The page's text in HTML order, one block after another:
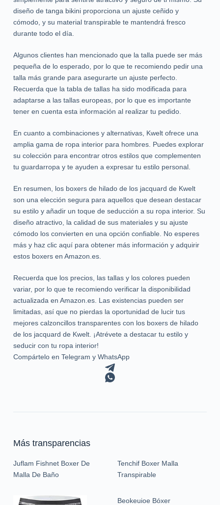
diseño de tanga bikini proporciona un ajuste ceñido y
cómodo, y su material transpirable te mantendrá fresco
durante todo el día.
Algunos clientes han mencionado que la talla puede ser más
pequeña de lo esperado, por lo que te recomiendo pedir una
talla más grande para asegurarte un ajuste perfecto.
Recuerda que la tabla de tallas ha sido modificada para
adaptarse a las tallas europeas, por lo que es importante
tener en cuenta esta información al realizar tu pedido.
En cuanto a combinaciones y alternativas, Kwelt ofrece una
amplia gama de ropa interior para hombres. Puedes explorar
su colección para encontrar otros estilos que complementen
tu guardarropa y te ayuden a expresar tu estilo personal.
En resumen, los boxers de hilado de los jacquard de Kwelt
son una elección segura para aquellos que desean destacar
su estilo y añadir un toque de seducción a su ropa interior. Su
diseño atractivo, la calidad de sus materiales y su ajuste
cómodo los convierten en una opción confiable. No esperes
más y haz clic aquí para obtener más información y adquirir
estos boxers en Amazon.es.
Recuerda que los precios, las tallas y los colores pueden
variar, por lo que te recomiendo verificar la disponibilidad
actualizada en Amazon.es. Las existencias pueden ser
limitadas, así que no pierdas la oportunidad de lucir tus
mejores calzoncillos transparentes con los boxers de hilado
de los jacquard de Kwelt. ¡Atrévete a destacar tu estilo y
seducir con tu ropa interior!
Compártelo en Telegram y WhatsApp
Más transparencias
Juflam Fishnet Boxer De
Malla De Baño
Tenchif Boxer Malla
Transpirable
Beokeuioe Bóxer